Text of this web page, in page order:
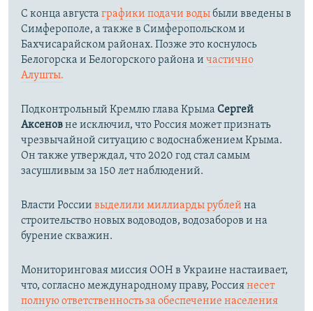
С конца августа графики подачи водыбыли введены в
Симферополе, а также в Симферопольском и
Бахчисарайском районах. Позже это коснулось
Белогорска и Белогорского района и частично
Алушты.
Подконтрольный Кремлю глава Крыма Сергей
Аксеновне исключил, что Россия может признать
чрезвычайной ситуацию с водоснабжением Крыма.
Он также утверждал, что 2020 год стал самым
засушливым за 150 лет наблюдений.​
Власти России выделили миллиарды рублей на
строительство новых водоводов, водозаборов и на
бурение скважин.
Мониторинговая миссия ООН в Украине настаивает,
что, согласно международному праву, Россиянесет
полную ответственность за обеспечение населения